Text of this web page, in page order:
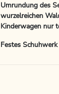
Umrundung des
wurzelreichen
Kinderwagen nur
Festes Schuhwerk